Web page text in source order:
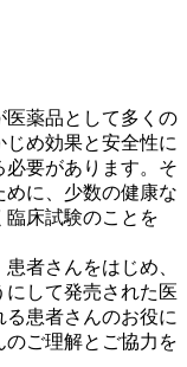
医薬品として多くの
め効果と安全性に
要があります。そ
に、少数の健康な
床試験のことを
者さんをはじめ、
して発売された医
患者さんのお役に
ご理解とご協力を